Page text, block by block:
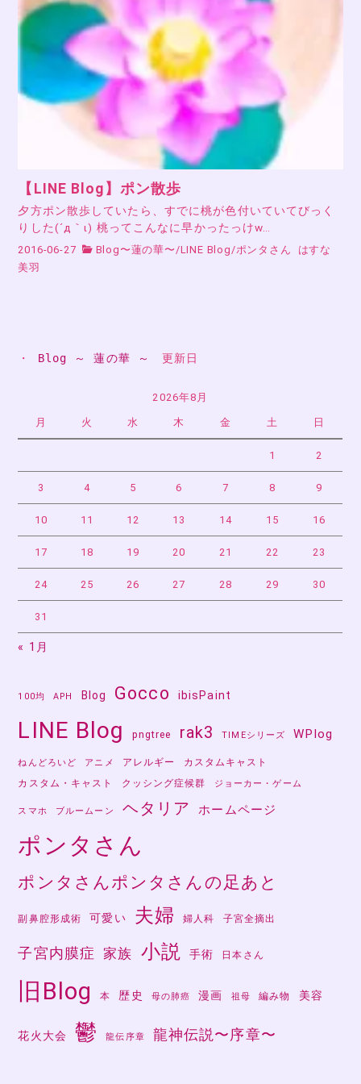
【LINE Blog】ポン散歩
夕方ポン散歩していたら、すでに桃が色付いていてびっく
りした(´д｀ι) 桃ってこんなに早かったっけw…
2016-06-27 Blog〜蓮の華〜 /LINE Blog /ポンタさん
はすな
美羽
・ Blog ～ 蓮の華 ～ 更新日
2026年8月
月 火 水 木 金 土 日
1 2
3 4 5 6 7 8 9
10 11 12 13 14 15 16
17 18 19 20 21 22 23
24 25 26 27 28 29 30
31
« 1月
100均 APH Blog Gocco ibisPaint
LINE Blog pngtree rak3 TIMEシリーズ WPlog
ねんどろいど アニメ アレルギー
カスタムキャスト
カスタム・キャスト
クッシング症候群 ジョーカー・ゲーム
スマホ ブルームーン ヘタリア ホームページ
ポンタさん
ポンタさんポンタさんの足あと
副鼻腔形成術 可愛い 夫婦 婦人科 子宮全摘出
子宮内膜症 家族 小説 手術 日本さん
旧Blog 本 歴史 母の肺癌 漫画 祖母 編み物 美容
花火大会 鬱 龍伝序章 龍神伝説〜序章〜